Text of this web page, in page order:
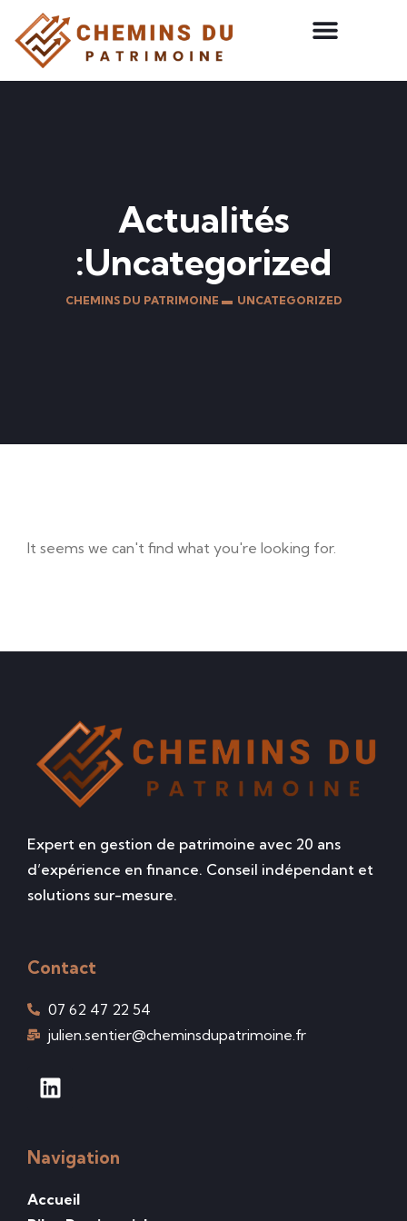
Actualités
:Uncategorized
CHEMINS DU PATRIMOINE ▬ UNCATEGORIZED
It seems we can't find what you're looking for.
Expert en gestion de patrimoine avec 20 ans
d’expérience en finance. Conseil indépendant et
solutions sur-mesure.
Contact
07 62 47 22 54
julien.sentier@cheminsdupatrimoine.fr
Navigation
Accueil